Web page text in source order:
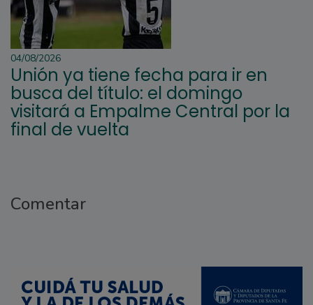
04/08/2026
Unión ya tiene fecha para ir en
busca del título: el domingo
visitará a Empalme Central por la
final de vuelta
Comentar